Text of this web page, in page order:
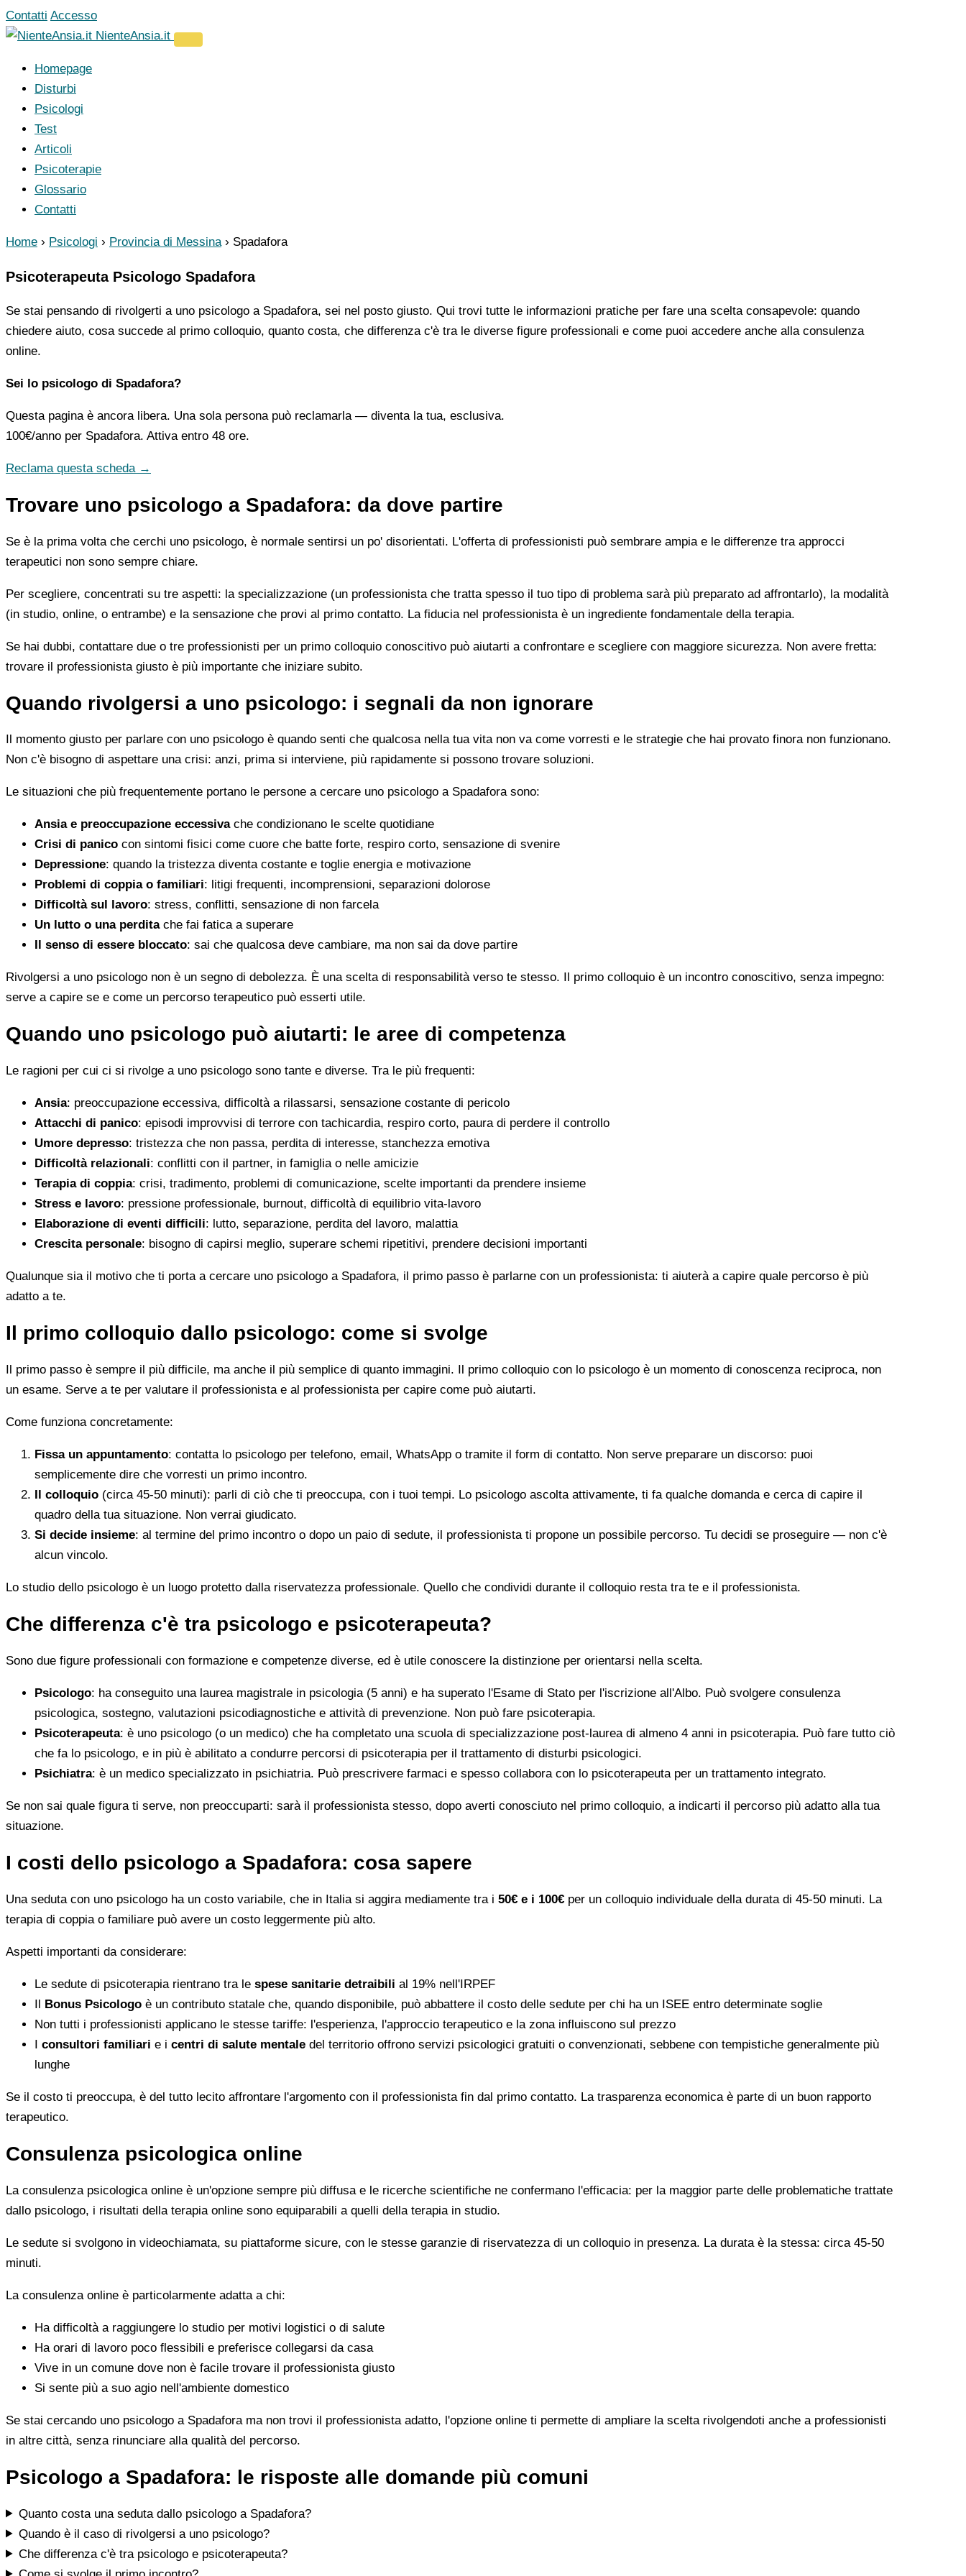
Vai
al
Contatti Accesso
NienteAnsia.it
Homepage
Disturbi
Psicologi
Test
Articoli
Psicoterapie
Glossario
Contatti
Home › Psicologi › Provincia di Messina › Spadafora
Psicoterapeuta Psicologo Spadafora
Se stai pensando di rivolgerti a uno psicologo a Spadafora, sei nel posto giusto. Qui trovi tutte le informazioni pratiche per fare una scelta consapevole: quando
chiedere aiuto, cosa succede al primo colloquio, quanto costa, che differenza c'è tra le diverse figure professionali e come puoi accedere anche alla consulenza
online.
Sei lo psicologo di Spadafora?
Questa pagina è ancora libera. Una sola persona può reclamarla — diventa la tua, esclusiva.
100€/anno per Spadafora. Attiva entro 48 ore.
Reclama questa scheda →
Trovare uno psicologo a Spadafora: da dove partire
Se è la prima volta che cerchi uno psicologo, è normale sentirsi un po' disorientati. L'offerta di professionisti può sembrare ampia e le differenze tra approcci
terapeutici non sono sempre chiare.
Per scegliere, concentrati su tre aspetti: la specializzazione (un professionista che tratta spesso il tuo tipo di problema sarà più preparato ad affrontarlo), la modalità
(in studio, online, o entrambe) e la sensazione che provi al primo contatto. La fiducia nel professionista è un ingrediente fondamentale della terapia.
Se hai dubbi, contattare due o tre professionisti per un primo colloquio conoscitivo può aiutarti a confrontare e scegliere con maggiore sicurezza. Non avere fretta:
trovare il professionista giusto è più importante che iniziare subito.
Quando rivolgersi a uno psicologo: i segnali da non ignorare
Il momento giusto per parlare con uno psicologo è quando senti che qualcosa nella tua vita non va come vorresti e le strategie che hai provato finora non funzionano.
Non c'è bisogno di aspettare una crisi: anzi, prima si interviene, più rapidamente si possono trovare soluzioni.
Le situazioni che più frequentemente portano le persone a cercare uno psicologo a Spadafora sono:
Ansia e preoccupazione eccessivache condizionano le scelte quotidiane
Crisi di panico con sintomi fisici come cuore che batte forte, respiro corto, sensazione di svenire
Depressione: quando la tristezza diventa costante e toglie energia e motivazione
Problemi di coppia o familiari: litigi frequenti, incomprensioni, separazioni dolorose
Difficoltà sul lavoro: stress, conflitti, sensazione di non farcela
Un lutto o una perditache fai fatica a superare
Il senso di essere bloccato: sai che qualcosa deve cambiare, ma non sai da dove partire
Rivolgersi a uno psicologo non è un segno di debolezza. È una scelta di responsabilità verso te stesso. Il primo colloquio è un incontro conoscitivo, senza impegno:
serve a capire se e come un percorso terapeutico può esserti utile.
Quando uno psicologo può aiutarti: le aree di competenza
Le ragioni per cui ci si rivolge a uno psicologo sono tante e diverse. Tra le più frequenti:
Ansia: preoccupazione eccessiva, difficoltà a rilassarsi, sensazione costante di pericolo
Attacchi di panico: episodi improvvisi di terrore con tachicardia, respiro corto, paura di perdere il controllo
Umore depresso: tristezza che non passa, perdita di interesse, stanchezza emotiva
Difficoltà relazionali: conflitti con il partner, in famiglia o nelle amicizie
Terapia di coppia: crisi, tradimento, problemi di comunicazione, scelte importanti da prendere insieme
Stress e lavoro: pressione professionale, burnout, difficoltà di equilibrio vita-lavoro
Elaborazione di eventi difficili: lutto, separazione, perdita del lavoro, malattia
Crescita personale: bisogno di capirsi meglio, superare schemi ripetitivi, prendere decisioni importanti
Qualunque sia il motivo che ti porta a cercare uno psicologo a Spadafora, il primo passo è parlarne con un professionista: ti aiuterà a capire quale percorso è più
adatto a te.
Il primo colloquio dallo psicologo: come si svolge
Il primo passo è sempre il più difficile, ma anche il più semplice di quanto immagini. Il primo colloquio con lo psicologo è un momento di conoscenza reciproca, non
un esame. Serve a te per valutare il professionista e al professionista per capire come può aiutarti.
Come funziona concretamente:
Fissa un appuntamento: contatta lo psicologo per telefono, email, WhatsApp o tramite il form di contatto. Non serve preparare un discorso: puoi
semplicemente dire che vorresti un primo incontro.
Il colloquio (circa 45-50 minuti): parli di ciò che ti preoccupa, con i tuoi tempi. Lo psicologo ascolta attivamente, ti fa qualche domanda e cerca di capire il
quadro della tua situazione. Non verrai giudicato.
Si decide insieme: al termine del primo incontro o dopo un paio di sedute, il professionista ti propone un possibile percorso. Tu decidi se proseguire — non c'è
alcun vincolo.
Lo studio dello psicologo è un luogo protetto dalla riservatezza professionale. Quello che condividi durante il colloquio resta tra te e il professionista.
Che differenza c'è tra psicologo e psicoterapeuta?
Sono due figure professionali con formazione e competenze diverse, ed è utile conoscere la distinzione per orientarsi nella scelta.
Psicologo: ha conseguito una laurea magistrale in psicologia (5 anni) e ha superato l'Esame di Stato per l'iscrizione all'Albo. Può svolgere consulenza
psicologica, sostegno, valutazioni psicodiagnostiche e attività di prevenzione. Non può fare psicoterapia.
Psicoterapeuta: è uno psicologo (o un medico) che ha completato una scuola di specializzazione post-laurea di almeno 4 anni in psicoterapia. Può fare tutto ciò
che fa lo psicologo, e in più è abilitato a condurre percorsi di psicoterapia per il trattamento di disturbi psicologici.
Psichiatra: è un medico specializzato in psichiatria. Può prescrivere farmaci e spesso collabora con lo psicoterapeuta per un trattamento integrato.
Se non sai quale figura ti serve, non preoccuparti: sarà il professionista stesso, dopo averti conosciuto nel primo colloquio, a indicarti il percorso più adatto alla tua
situazione.
I costi dello psicologo a Spadafora: cosa sapere
Una seduta con uno psicologo ha un costo variabile, che in Italia si aggira mediamente tra i 50€ e i 100€ per un colloquio individuale della durata di 45-50 minuti. La
terapia di coppia o familiare può avere un costo leggermente più alto.
Aspetti importanti da considerare:
Le sedute di psicoterapia rientrano tra le spese sanitarie detraibili al 19% nell'IRPEF
Il Bonus Psicologo è un contributo statale che, quando disponibile, può abbattere il costo delle sedute per chi ha un ISEE entro determinate soglie
Non tutti i professionisti applicano le stesse tariffe: l'esperienza, l'approccio terapeutico e la zona influiscono sul prezzo
I consultori familiari e i centri di salute mentale del territorio offrono servizi psicologici gratuiti o convenzionati, sebbene con tempistiche generalmente più
lunghe
Se il costo ti preoccupa, è del tutto lecito affrontare l'argomento con il professionista fin dal primo contatto. La trasparenza economica è parte di un buon rapporto
terapeutico.
Consulenza psicologica online
La consulenza psicologica online è un'opzione sempre più diffusa e le ricerche scientifiche ne confermano l'efficacia: per la maggior parte delle problematiche trattate
dallo psicologo, i risultati della terapia online sono equiparabili a quelli della terapia in studio.
Le sedute si svolgono in videochiamata, su piattaforme sicure, con le stesse garanzie di riservatezza di un colloquio in presenza. La durata è la stessa: circa 45-50
minuti.
La consulenza online è particolarmente adatta a chi:
Ha difficoltà a raggiungere lo studio per motivi logistici o di salute
Ha orari di lavoro poco flessibili e preferisce collegarsi da casa
Vive in un comune dove non è facile trovare il professionista giusto
Si sente più a suo agio nell'ambiente domestico
Se stai cercando uno psicologo a Spadafora ma non trovi il professionista adatto, l'opzione online ti permette di ampliare la scelta rivolgendoti anche a professionisti
in altre città, senza rinunciare alla qualità del percorso.
Psicologo a Spadafora: le risposte alle domande più comuni
Quanto costa una seduta dallo psicologo a Spadafora?
Quando è il caso di rivolgersi a uno psicologo?
Che differenza c'è tra psicologo e psicoterapeuta?